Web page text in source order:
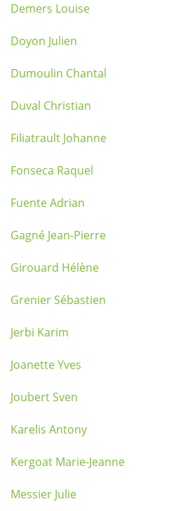
Demers Louise
Doyon Julien
Dumoulin Chantal
Duval Christian
Filiatrault Johanne
Fonseca Raquel
Fuente Adrian
Gagné Jean-Pierre
Girouard Hélène
Grenier Sébastien
Jerbi Karim
Joanette Yves
Joubert Sven
Karelis Antony
Kergoat Marie-Jeanne
Messier Julie